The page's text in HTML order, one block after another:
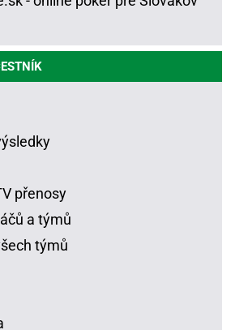
přenosy
a týmů
týmů